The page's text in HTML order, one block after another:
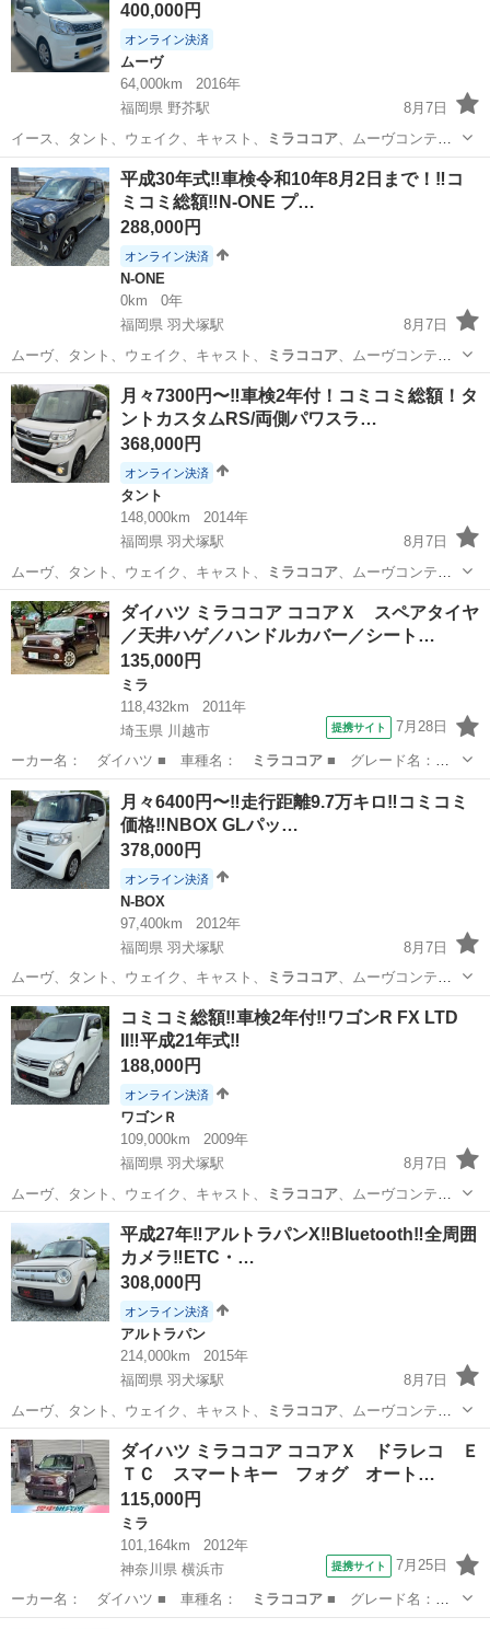
400,000円
オンライン決済
ムーヴ
64,000km
2016年
福岡県 野芥駅
8月7日
イース、タント、ウェイク、キャスト、
ミラココア、ムーヴコンテ、
ミラジーノ、ワゴン …
福岡 福岡市 野芥駅 ムーヴ
平成30年式‼️車検令和10年8月2日まで！‼️コ
ミコミ総額‼️N-ONE プ…
288,000円
オンライン決済
N-ONE
0km
0年
福岡県 羽犬塚駅
8月7日
ムーヴ、タント、ウェイク、キャスト、
ミラココア、ムーヴコンテ、
ミラジーノ、ワゴンR…
福岡 八女市 羽犬塚駅 N-ONE 本革
月々7300円〜‼️車検2年付！コミコミ総額！タ
ントカスタムRS/両側パワスラ…
368,000円
オンライン決済
タント
148,000km
2014年
福岡県 羽犬塚駅
8月7日
ムーヴ、タント、ウェイク、キャスト、
ミラココア、ムーヴコンテ、
ミラジーノ、ワゴンR…
福岡 八女市 羽犬塚駅
ダイハツ ミラココア ココアＸ スペアタイヤ
／天井ハゲ／ハンドルカバー／シート…
135,000円
ミラ
118,432km
2011年
埼玉県 川越市
提携サイト 7月28日
ーカー名： ダイハツ ■ 車種名： ミラココア■ グレード名：
ココアＸ スペア…
埼玉 川越市
月々6400円〜‼️走行距離9.7万キロ‼️コミコミ
価格‼️NBOX GLパッ…
378,000円
オンライン決済
N-BOX
97,400km
2012年
福岡県 羽犬塚駅
8月7日
ムーヴ、タント、ウェイク、キャスト、
ミラココア、ムーヴコンテ、
ミラジーノ、ワゴンR…
福岡 八女市 羽犬塚駅 N-BOX
コミコミ総額‼️車検2年付‼️ワゴンR FX LTD
II‼️平成21年式‼️
188,000円
オンライン決済
ワゴンＲ
109,000km
2009年
福岡県 羽犬塚駅
8月7日
ムーヴ、タント、ウェイク、キャスト、
ミラココア、ムーヴコンテ、
ミラジーノ、ワゴンR…
福岡 八女市 羽犬塚駅 ワゴンＲ
平成27年‼️アルトラパンX‼️Bluetooth‼️全周囲
カメラ‼️ETC・…
308,000円
オンライン決済
アルトラパン
214,000km
2015年
福岡県 羽犬塚駅
8月7日
ムーヴ、タント、ウェイク、キャスト、
ミラココア、ムーヴコンテ、
ミラジーノ、ワゴンR…
福岡 八女市 羽犬塚駅
ダイハツ ミラココア ココアＸ ドラレコ Ｅ
ＴＣ スマートキー フォグ オート…
115,000円
ミラ
101,164km
2012年
神奈川県 横浜市
提携サイト 7月25日
ーカー名： ダイハツ ■ 車種名： ミラココア■ グレード名：
ココアＸ ドラレ…